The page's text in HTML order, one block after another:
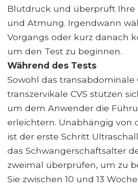
Blutdruck und überprüft Ihre
und Atmung. Irgendwann
Vorgangs oder kurz danach
um den Test zu beginnen.
Während des Tests
Sowohl das transabdominale
transzervikale CVS stützen
um dem Anwender die
erleichtern. Unabhängig von
ist der erste Schritt
das Schwangerschaftsalter
zweimal überprüfen, um zu
Sie zwischen 10 und 13